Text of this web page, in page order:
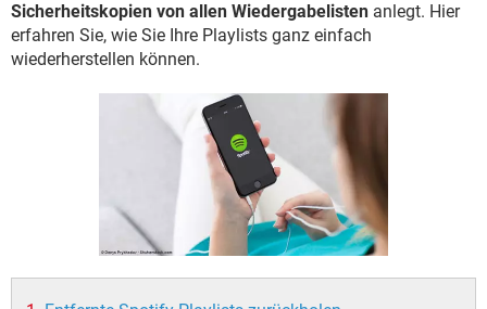
WHATSAPP TIKTOK
FACEBOOK
Sicherheitskopien von allen Wiedergabelisten anlegt. Hier
erfahren Sie, wie Sie Ihre Playlists ganz einfach
wiederherstellen können.